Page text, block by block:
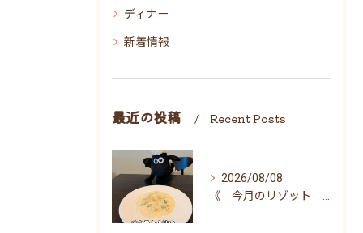
ディナー
新着情報
最近の投稿 Recent Posts
2026/08/08